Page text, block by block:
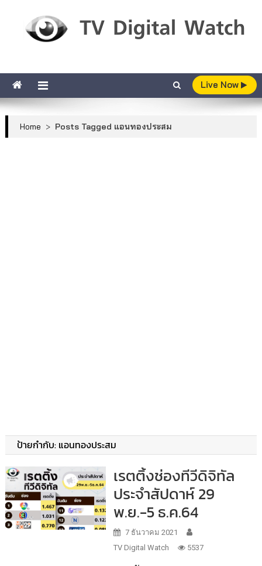
Live Now
Home > Posts Tagged แอนทองประสม
ป้ายกำกับ: แอนทองประสม
เรตติ้งช่องทีวีดิจิทัล
ประจำสัปดาห์ 29
พ.ย.-5 ธ.ค.64
7 ธันวาคม 2021
TV Digital Watch
5537